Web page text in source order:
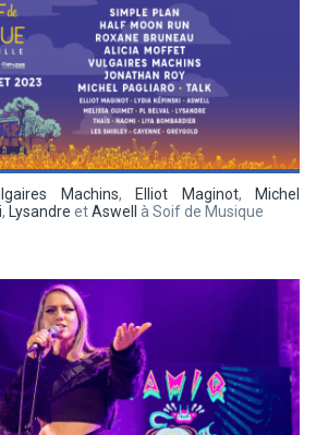
Machins, Elliot Maginot,
Michel
, Lysandre etAswell à Soif de Musique